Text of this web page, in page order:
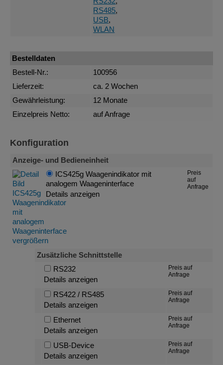
RS485,
USB,
WLAN
Bestelldaten
Bestell-Nr.:
100956
Lieferzeit:
ca. 2 Wochen
Gewährleistung:
12 Monate
Einzelpreis Netto:
auf Anfrage
Konfiguration
Anzeige- und Bedieneinheit
ICS425g Waagenindikator mit
analogem Waageninterface
Details anzeigen
Preis
auf
Anfrage
Zusätzliche Schnittstelle
RS232
Details anzeigen
Preis auf
Anfrage
RS422 / RS485
Details anzeigen
Preis auf
Anfrage
Ethernet
Details anzeigen
Preis auf
Anfrage
USB-Device
Details anzeigen
Preis auf
Anfrage